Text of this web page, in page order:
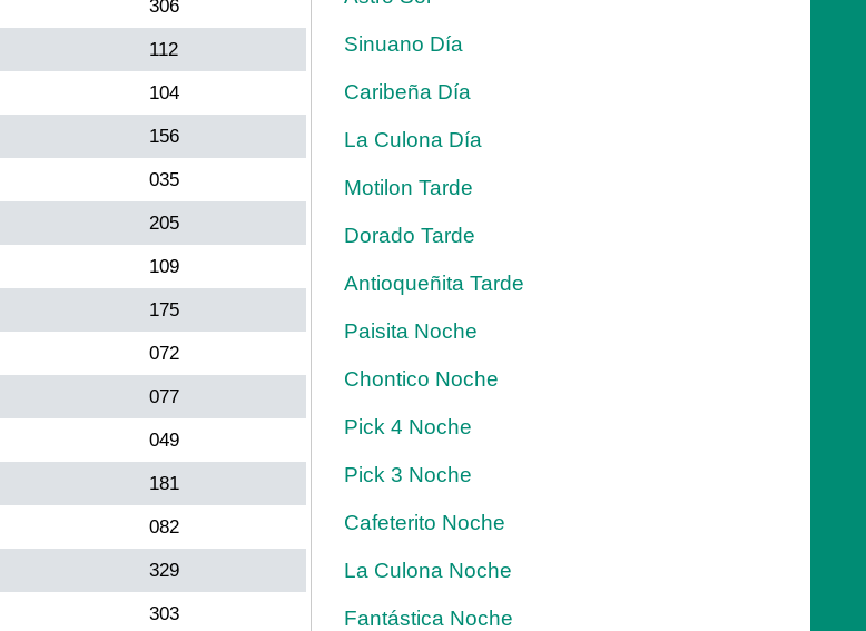
306
112
104
156
035
205
109
175
072
077
049
181
082
329
303
Sinuano Día
Caribeña Día
La Culona Día
Motilon Tarde
Dorado Tarde
Antioqueñita Tarde
Paisita Noche
Chontico Noche
Pick 4 Noche
Pick 3 Noche
Cafeterito Noche
La Culona Noche
Fantástica Noche